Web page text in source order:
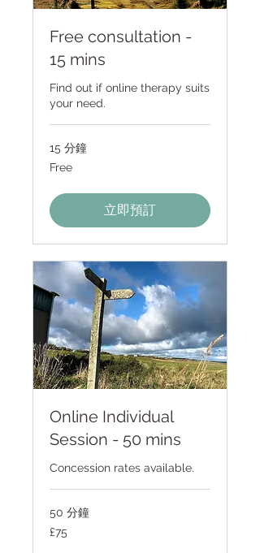
Free consultation -
15 mins
Find out if online therapy suits
your need.
15 分鐘
Free
Free
立即預訂
Online Individual
Session - 50 mins
Concession rates available.
50 分鐘
75
英
£75